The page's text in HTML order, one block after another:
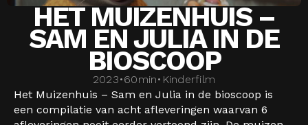
HET MUIZENHUIS –
SAM EN JULIA IN DE
BIOSCOOP
2023•60min• Kinderfilm
Het Muizenhuis – Sam en Julia in de bioscoop is
een compilatie van acht afleveringen waarvan 6